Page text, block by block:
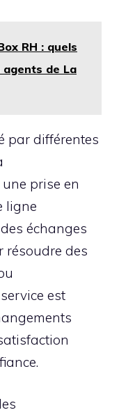
RH : quels
de La
par différentes
prise en
ligne
échanges
résoudre des
est